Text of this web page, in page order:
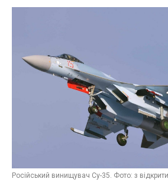
Російський винищувач Су-35. Фото: з